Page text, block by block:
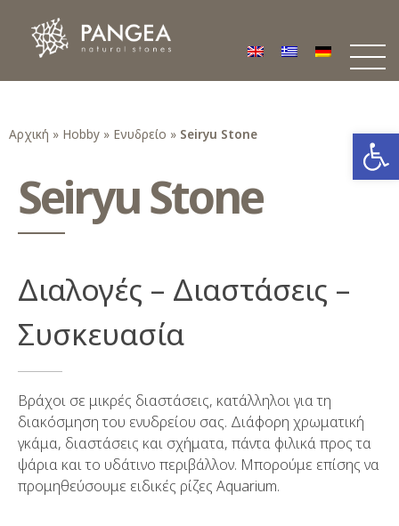
Αρχική » Hobby » Ενυδρείο » Seiryu Stone
Διαλογές – Διαστάσεις –
Συσκευασία
Βράχοι σε μικρές διαστάσεις, κατάλληλοι για τη
διακόσμηση του ενυδρείου σας. Διάφορη χρωματική
γκάμα, διαστάσεις και σχήματα, πάντα φιλικά προς τα
ψάρια και το υδάτινο περιβάλλον. Μπορούμε επίσης να
προμηθεύσουμε ειδικές ρίζες Aquarium.
Seiryu Stone